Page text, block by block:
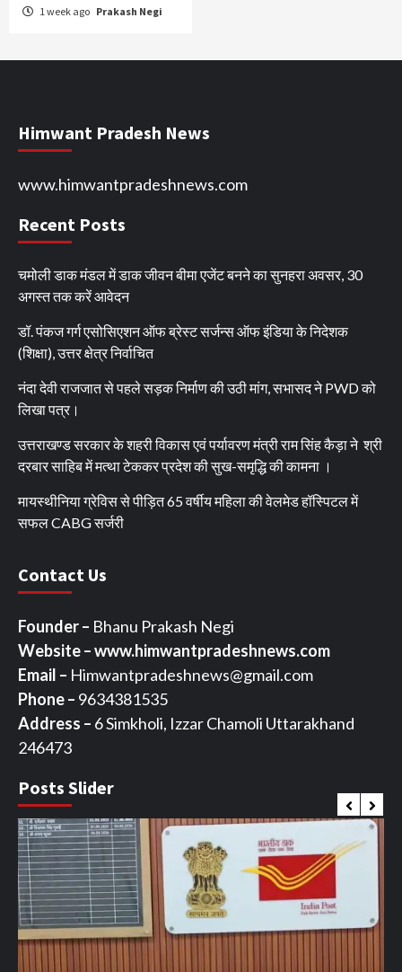
1 week ago Prakash Negi
Himwant Pradesh News
www.himwantpradeshnews.com
Recent Posts
चमोली डाक मंडल में डाक जीवन बीमा एजेंट बनने का सुनहरा अवसर, 30
अगस्त तक करें आवेदन
डॉ. पंकज गर्ग एसोसिएशन ऑफ ब्रेस्ट सर्जन्स ऑफ इंडिया के निदेशक
(शिक्षा), उत्तर क्षेत्र निर्वाचित
नंदा देवी राजजात से पहले सड़क निर्माण की उठी मांग, सभासद ने PWD को
लिखा पत्र।
उत्तराखण्ड सरकार के शहरी विकास एवं पर्यावरण मंत्री राम सिंह कैड़ा ने श्री
दरबार साहिब में मत्था टेककर प्रदेश की सुख-समृद्धि की कामना ।
मायस्थीनिया ग्रेविस से पीड़ित 65 वर्षीय महिला की वेलमेड हॉस्पिटल में
सफल CABG सर्जरी
Contact Us
Founder – Bhanu Prakash Negi
Website – www.himwantpradeshnews.com
Email – Himwantpradeshnews@gmail.com
Phone – 9634381535
Address – 6 Simkholi, Izzar Chamoli Uttarakhand
246473
Posts Slider